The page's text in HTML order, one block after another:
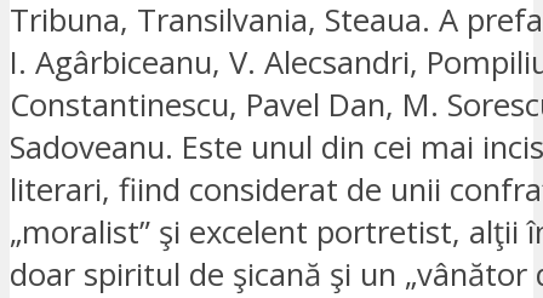
Tribuna, Transilvania, Steaua. A
I. Agârbiceanu, V. Alecsandri,
Constantinescu, Pavel Dan, M.
Sadoveanu. Este unul din cei mai
literari, fiind considerat de unii
„moralist” şi excelent portretist, alţii
doar spiritul de şicană şi un „vânător